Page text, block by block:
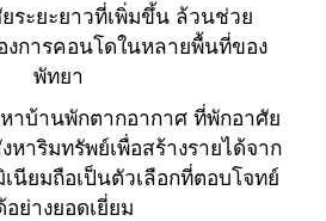
ระยะยาวที่เพิ่มขึ้น ล้วนช่วย
การคอนโดในหลายพื้นที่ของ
พัทยา
าบ้านพักตากอากาศ ที่พักอาศัย
หาริมทรัพย์เพื่อสร้างรายได้จาก
นียมถือเป็นตัวเลือกที่ตอบโจทย์
อย่างยอดเยี่ยม